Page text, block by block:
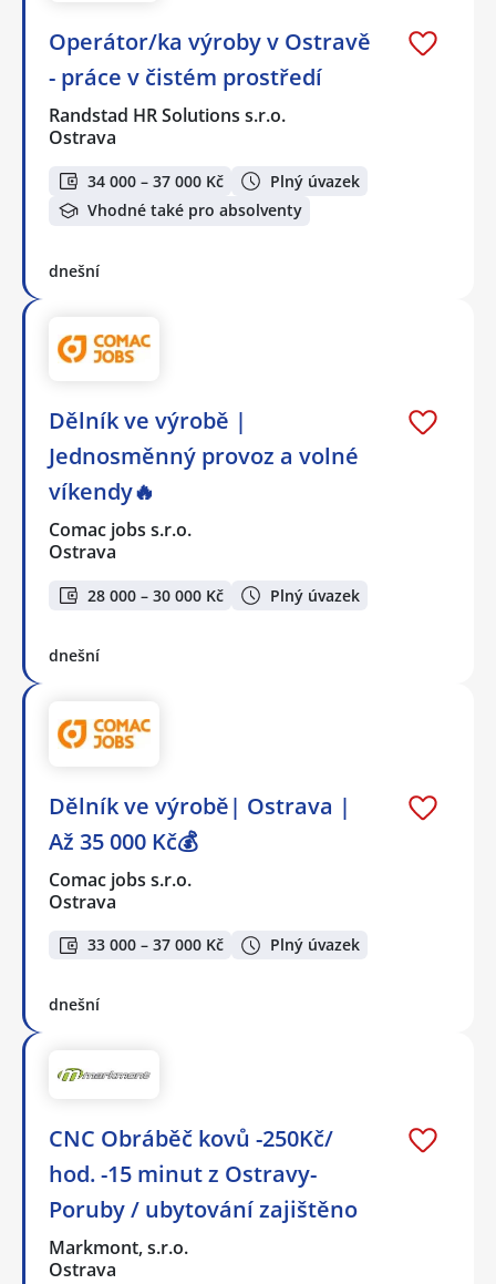
Operátor/ka výroby v Ostravě
- práce v čistém prostředí
Randstad HR Solutions s.r.o.
Ostrava
34 000 – 37 000 Kč
Plný úvazek
Vhodné také pro absolventy
dnešní
Dělník ve výrobě |
Jednosměnný provoz a volné
víkendy🔥
Comac jobs s.r.o.
Ostrava
28 000 – 30 000 Kč Plný úvazek
dnešní
Dělník ve výrobě| Ostrava |
Až 35 000 Kč💰
Comac jobs s.r.o.
Ostrava
33 000 – 37 000 Kč Plný úvazek
dnešní
CNC Obráběč kovů -250Kč/
hod. -15 minut z Ostravy-
Poruby / ubytování zajištěno
Markmont, s.r.o.
Ostrava